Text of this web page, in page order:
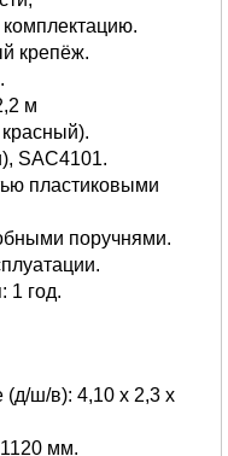
крепёж.
м
SAC4101.
пластиковыми
поручнями.
1 год.
ш/в): 4,10 х 2,3 х
мм.